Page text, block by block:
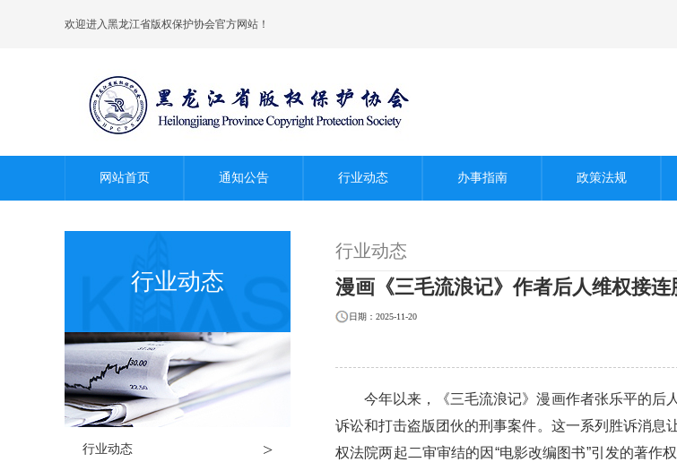
欢迎进入黑龙江省版权保护协会官方网站！
网站首页 通知公告 行业动态 办事指南 政策法规
行业动态
行业动态 >
行业动态
漫画《三毛流浪记》作者后人维权接
日期：2025-11-20
今年以来，《三毛流浪记》漫画作者张乐平的后
诉讼和打击盗版团伙的刑事案件。这一系列胜诉消息
权法院两起二审审结的因“电影改编图书”引发的著